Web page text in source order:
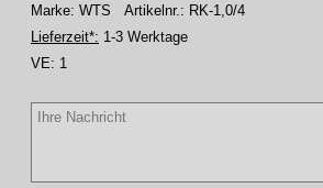
Marke: WTS Artikelnr.: RK-1,0/4
Lieferzeit*: 1-3 Werktage
VE: 1